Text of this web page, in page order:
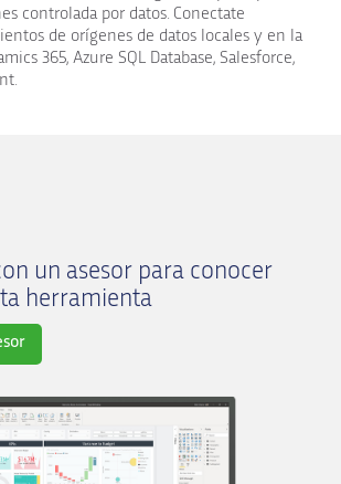
controlada por datos. Conectate
de orígenes de datos locales y en la
365, Azure SQL Database, Salesforce,
un asesor para conocer
herramienta